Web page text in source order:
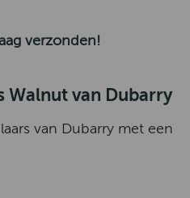
verzonden!
Walnut van Dubarry
van Dubarry met een